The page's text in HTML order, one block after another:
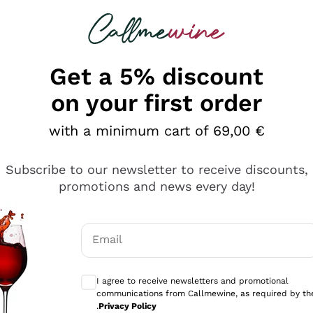
looking for
è male ma secondo me ci sono alternative che
Get a 5% discount
on your first order
with a minimum cart of 69,00 €
Subscribe to our newsletter to receive discounts,
promotions and news every day!
Email
I agree to receive newsletters and promotional
communications from Callmewine, as required by
.Privacy Policy